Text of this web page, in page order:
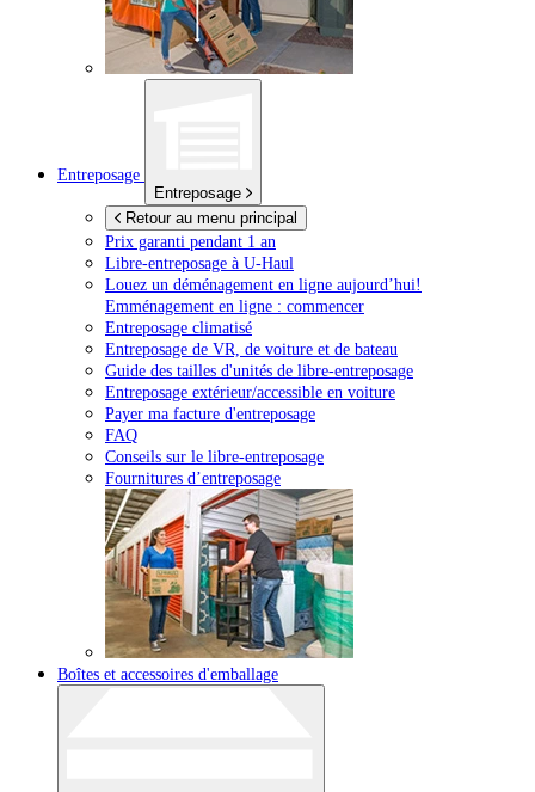
Entreposage
Entreposage
Retour au menu principal
Prix garanti pendant 1 an
Libre-entreposage à U-Haul
Louez un déménagement en ligne aujourd’hui!
Emménagement en ligne : commencer
Entreposage climatisé
Entreposage de VR, de voiture et de bateau
Guide des tailles d'unités de libre-entreposage
Entreposage extérieur/accessible en voiture
Payer ma facture d'entreposage
FAQ
Conseils sur le libre-entreposage
Fournitures d’entreposage
Boîtes et accessoires d'emballage